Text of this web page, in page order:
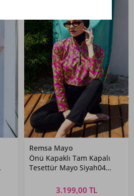
Remsa Mayo
Önü Kapaklı Tam Kapalı
Tesettür Mayo Siyah04
3.199,00 TL